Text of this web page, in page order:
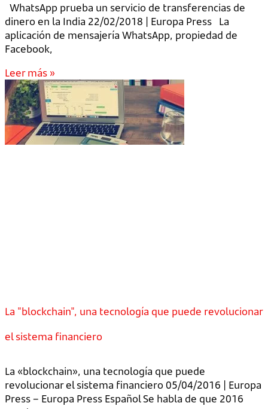
WhatsApp prueba un servicio de transferencias de
dinero en la India 22/02/2018 | Europa Press La
aplicación de mensajería WhatsApp, propiedad de
Facebook,
Leer más »
La "blockchain", una tecnología que puede revolucionar
el sistema financiero
La «blockchain», una tecnología que puede
revolucionar el sistema financiero 05/04/2016 | Europa
Press – Europa Press Español Se habla de que 2016